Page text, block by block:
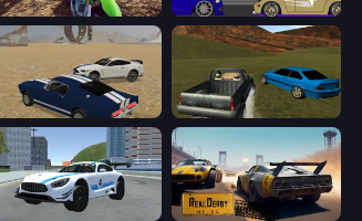
MotoCross Riders Create-A-Ride
Crazy Stunt Cars RCC Stunt Cars
Crazy Stunt Cars 2 RealDerby - Crash Day